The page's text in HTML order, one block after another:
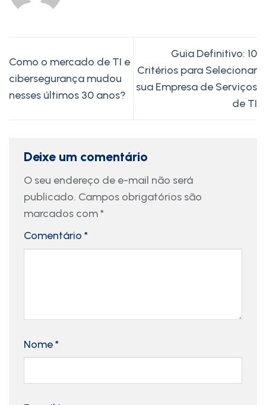
Como o mercado de TI e
cibersegurança mudou
nesses últimos 30 anos?
Guia Definitivo: 10
Critérios para Selecionar
sua Empresa de Serviços
de TI
Deixe um comentário
O seu endereço de e-mail não será
publicado. Campos obrigatórios são
marcados com*
Comentário *
Nome*